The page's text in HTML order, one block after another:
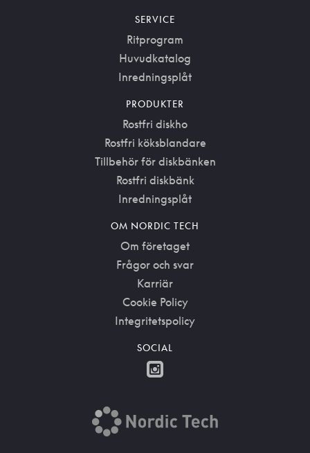
SERVICE
Ritprogram
Huvudkatalog
Inredningsplåt
PRODUKTER
Rostfri diskho
Rostfri köksblandare
Tillbehör för diskbänken
Rostfri diskbänk
Inredningsplåt
OM NORDIC TECH
Om företaget
Frågor och svar
Karriär
Cookie Policy
Integritetspolicy
SOCIAL